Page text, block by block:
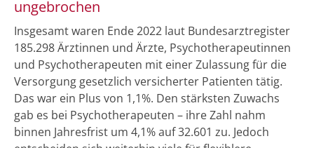
ungebrochen
Insgesamt waren Ende 2022 laut Bundesarztregister
185.298 Ärztinnen und Ärzte, Psychotherapeutinnen
und Psychotherapeuten mit einer Zulassung für die
Versorgung gesetzlich versicherter Patienten tätig.
Das war ein Plus von 1,1%. Den stärksten Zuwachs
gab es bei Psychotherapeuten – ihre Zahl nahm
binnen Jahresfrist um 4,1% auf 32.601 zu. Jedoch